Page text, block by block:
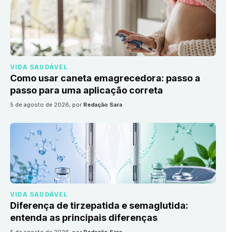
VIDA SAUDÁVEL
Como usar caneta emagrecedora: passo a
passo para uma aplicação correta
5 de agosto de 2026, por Redação Sara
VIDA SAUDÁVEL
Diferença de tirzepatida e semaglutida:
entenda as principais diferenças